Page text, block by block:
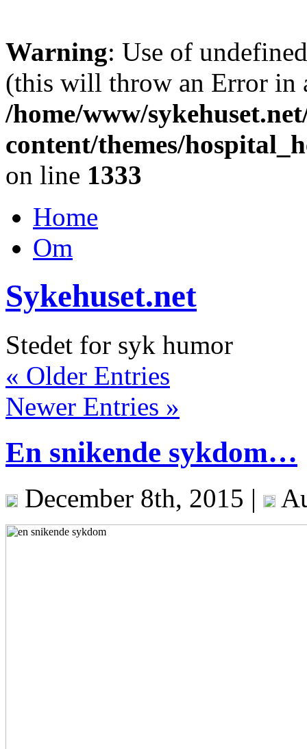
Warning: Use of
(this will throw an Error in
/home/www/
content/themes/
on line 1333
Home
Om
Sykehuset.net
Stedet for syk humor
« Older Entries
Newer Entries »
En snikende sykdom…
December 8th, 2015 |